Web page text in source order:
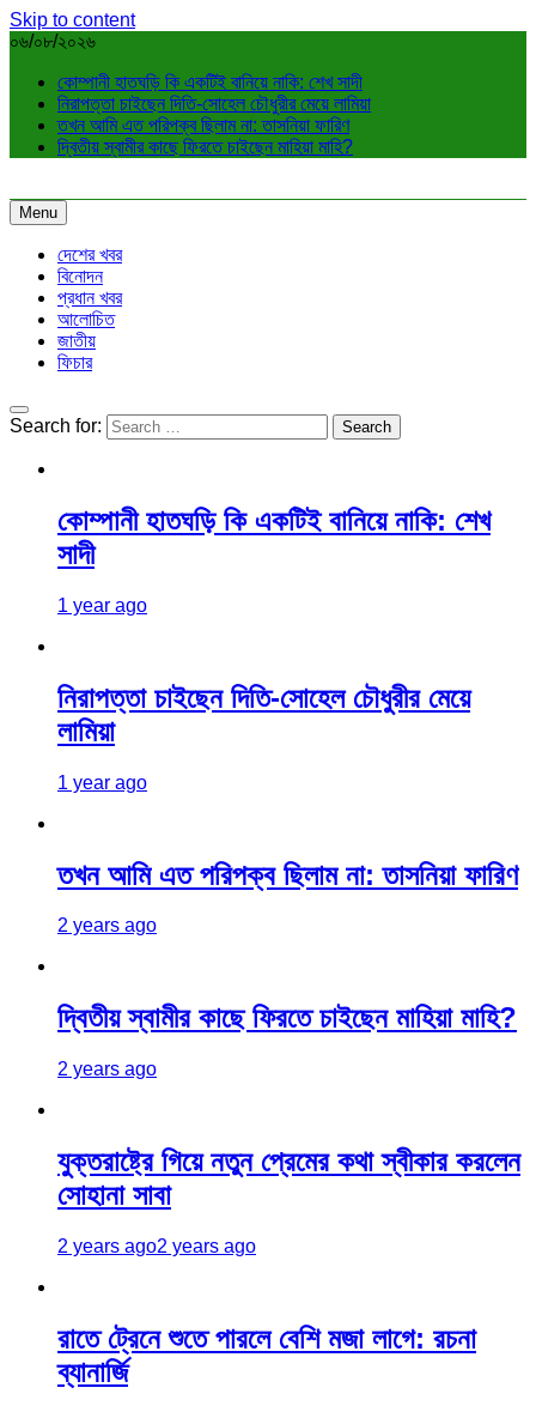
Skip to content
০৬/০৮/২০২৬
কোম্পানী হাতঘড়ি কি একটিই বানিয়ে নাকি: শেখ সাদী
নিরাপত্তা চাইছেন দিতি-সোহেল চৌধুরীর মেয়ে লামিয়া
তখন আমি এত পরিপক্ব ছিলাম না: তাসনিয়া ফারিণ
দ্বিতীয় স্বামীর কাছে ফিরতে চাইছেন মাহিয়া মাহি?
Menu
দেশের খবর
বিনোদন
প্রধান খবর
আলোচিত
জাতীয়
ফিচার
Search for:
কোম্পানী হাতঘড়ি কি একটিই বানিয়ে নাকি: শেখ
সাদী
1 year ago
নিরাপত্তা চাইছেন দিতি-সোহেল চৌধুরীর মেয়ে
লামিয়া
1 year ago
তখন আমি এত পরিপক্ব ছিলাম না: তাসনিয়া ফারিণ
2 years ago
দ্বিতীয় স্বামীর কাছে ফিরতে চাইছেন মাহিয়া মাহি?
2 years ago
যুক্তরাষ্ট্রে গিয়ে নতুন প্রেমের কথা স্বীকার করলেন
সোহানা সাবা
2 years ago2 years ago
রাতে ট্রেনে শুতে পারলে বেশি মজা লাগে: রচনা
ব্যানার্জি